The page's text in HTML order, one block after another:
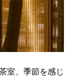
室、季節を感じ